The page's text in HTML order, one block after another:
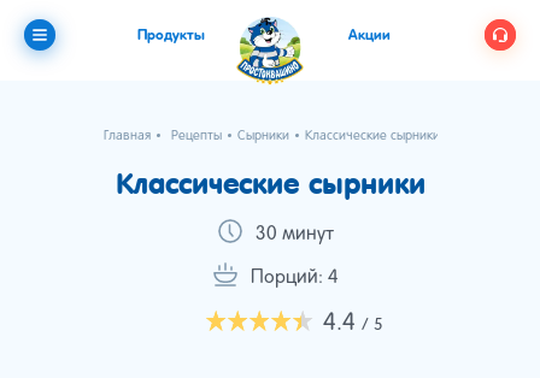
Продукты Акции
Главная Рецепты Сырники Классические сырники
Классические сырники
30 минут
Порций: 4
4.4 / 5